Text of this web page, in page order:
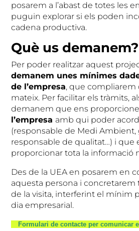
posarem a l’abast de totes les
puguin explorar si els poden
cadena productiva.
Què us demanem?
Per poder realitzar aquest
demanem unes mínimes
de l’empresa, que compliarem
mateix. Per facilitar els tràmits,
demanem que ens
l’empresa amb qui poder
(responsable de Medi Ambient,
responsable de qualitat…) i que
proporcionar tota la informació
Des de la UEA en posarem en
aquesta persona i concretarem
de la visita, interferint el mínim
dia empresarial.
Formulari de contacte per comunicar